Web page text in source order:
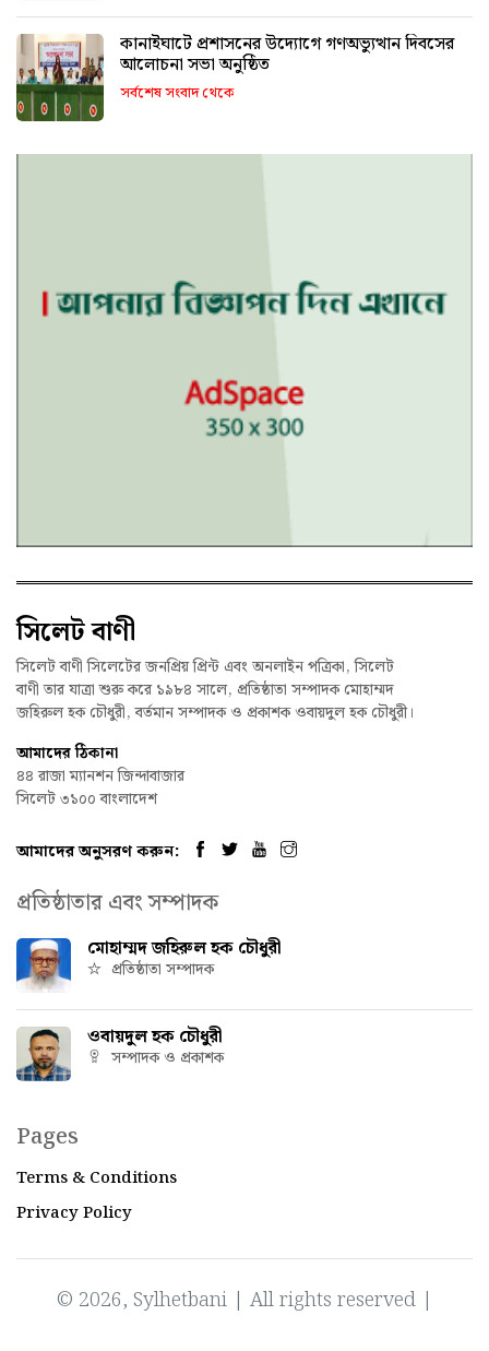
কানাইঘাটে প্রশাসনের উদ্যোগে গণঅভ্যুত্থান দিবসের
আলোচনা সভা অনুষ্ঠিত
সর্বশেষ সংবাদ থেকে
সিলেট বাণী
সিলেট বাণী সিলেটের জনপ্রিয় প্রিন্ট এবং অনলাইন পত্রিকা, সিলেট
বাণী তার যাত্রা শুরু করে ১৯৮৪ সালে, প্রতিষ্ঠাতা সম্পাদক মোহাম্মদ
জহিরুল হক চৌধুরী, বর্তমান সম্পাদক ও প্রকাশক ওবায়দুল হক চৌধুরী।
আমাদের ঠিকানা
৪৪ রাজা ম্যানশন জিন্দাবাজার
সিলেট ৩১০০ বাংলাদেশ
আমাদের অনুসরণ করুন:
প্রতিষ্ঠাতার এবং সম্পাদক
মোহাম্মদ জহিরুল হক চৌধুরী
প্রতিষ্ঠাতা সম্পাদক
ওবায়দুল হক চৌধুরী
সম্পাদক ও প্রকাশক
Pages
Terms & Conditions
Privacy Policy
© 2026, Sylhetbani | All rights reserved |